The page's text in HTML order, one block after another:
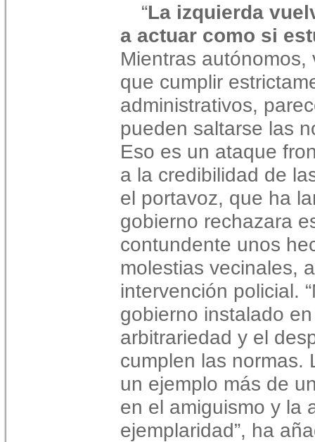
“La izquierda
a actuar como si
Mientras
que cumplir
administrativos,
pueden saltarse las
Eso es un ataque
a la credibilidad de
el portavoz, que ha
gobierno rechazara
contundente unos
molestias vecinales,
intervención policial.
gobierno instalado
arbitrariedad y el
cumplen las
un ejemplo más de
en el amiguismo y la
ejemplaridad”, ha